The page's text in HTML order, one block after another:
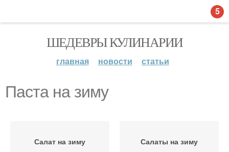
ШЕДЕВРЫ КУЛИНАРИИ
главная новости статьи
Паста на зиму
Салат на зиму Салаты на зиму
5